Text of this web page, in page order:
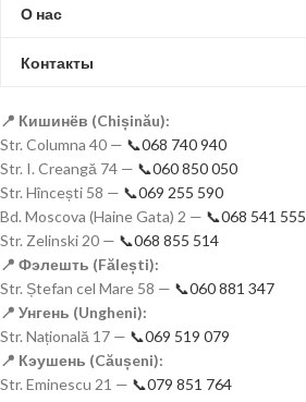
О нас
Контакты
📍 Кишинёв (Chișinău):
Str. Columna 40 — 📞068 740 940
Str. I. Creangă 74 — 📞060 850 050
Str. Hîncești 58 — 📞069 255 590
Bd. Moscova (Haine Gata) 2 — 📞068 541 555
Str. Zelinski 20 — 📞068 855 514
📍 Фэлешть (Fălești):
Str. Ștefan cel Mare 58 — 📞060 881 347
📍 Унгень (Ungheni):
Str. Națională 17 — 📞069 519 079
📍 Кэушень (Căușeni):
Str. Eminescu 21 — 📞079 851 764